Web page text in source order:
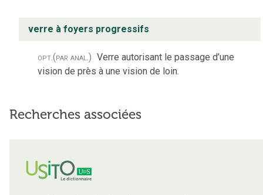
verre à foyers progressifs
opt.(par anal.) Verre autorisant le passage d’une
vision de près à une vision de loin.
Recherches associées